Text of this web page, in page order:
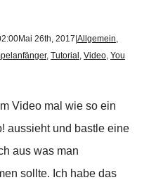
Mai 26th, 2017 Allgemein,
, Tutorial , Video, You
Video mal wie so ein
aussieht und bastle eine
aus was man
sollte. Ich habe das